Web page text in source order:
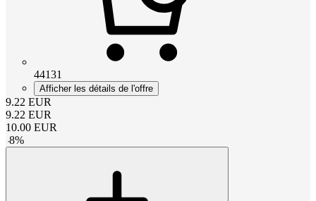
44131
Afficher les détails de l'offre
9.22 EUR
9.22 EUR
10.00 EUR
-8%